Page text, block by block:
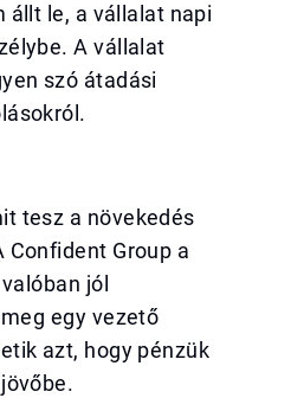
állt le, a vállalat napi
A vállalat
szó átadási
tesz a növekedés
Confident Group a
jól
egy vezető
azt, hogy pénzük